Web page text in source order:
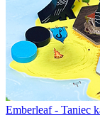
Emberleaf - Taniec